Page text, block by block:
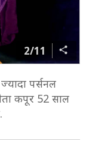
2/11
पर्सनल
कपूर 52 साल